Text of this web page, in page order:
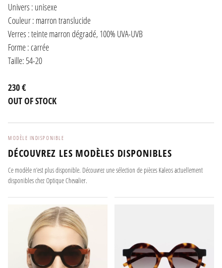
Univers : unisexe
Couleur : marron translucide
Verres : teinte marron dégradé, 100% UVA-UVB
Forme : carrée
Taille: 54-20
230 €
OUT OF STOCK
MODÈLE INDISPONIBLE
DÉCOUVREZ LES MODÈLES DISPONIBLES
Ce modèle n’est plus disponible. Découvrez une sélection de pièces Kaleos actuellement
disponibles chez Optique Chevalier.